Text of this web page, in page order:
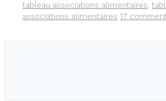
tableau associations alimentaires,
associations alimentaires 17